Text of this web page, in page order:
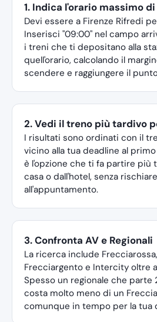
1. Indica l'orario massimo
Devi essere a Firenze Rifredi
Inserisci "09:00" nel campo
i treni che ti depositano alla
quell'orario, calcolando il
scendere e raggiungere il
2. Vedi il treno più tardivo
I risultati sono ordinati con il
vicino alla tua deadline al
è l'opzione che ti fa partire più
casa o dall'hotel, senza
all'appuntamento.
3. Confronta AV e Regionali
La ricerca include
Frecciargento e Intercity oltre
Spesso un regionale che
costa molto meno di un
comunque in tempo per la tua